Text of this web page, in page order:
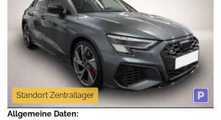
Standort Zentrallager
Allgemeine Daten: